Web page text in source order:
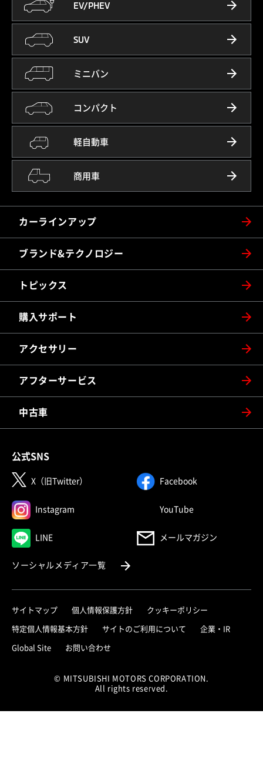
EV/PHEV
SUV
ミニバン
コンパクト
軽自動車
商用車
カーラインアップ
ブランド&テクノロジー
トピックス
購入サポート
アクセサリー
アフターサービス
中古車
公式SNS
X（旧Twitter） （別ウィンドウで開く）Facebook（別ウィンドウ
Instagram （別ウィンドウで開く）YouTube（別ウィンドウで
LINE（別ウィンドウで開く） メールマガジン
ソーシャルメディア一覧（別ウィンドウで開く）
サイトマップ 個人情報保護方針 クッキーポリシー
特定個人情報基本方針 サイトのご利用について 企業・IR（別ウィ
Global Site（別ウィンドウで開く）
お問い合わせ
© MITSUBISHI MOTORS CORPORATION.
All rights reserved.